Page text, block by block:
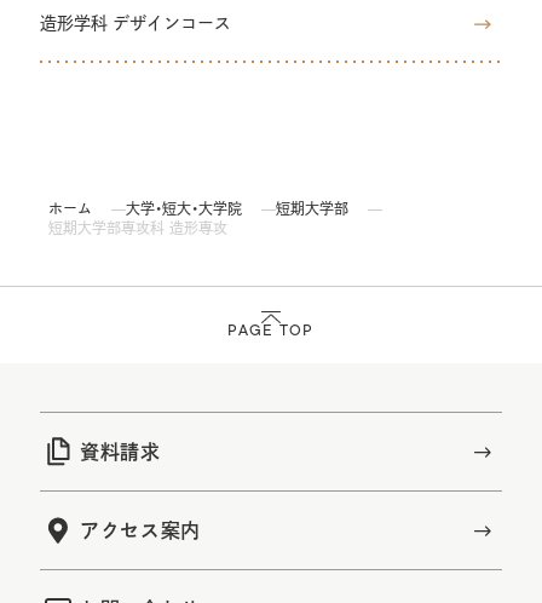
造形学科 デザインコース
ホーム 大学・短大・大学院
短期大学部
短期大学部専攻科 造形専攻
PAGE TOP
資料請求
アクセス案内